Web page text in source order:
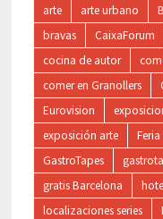
arte arte urbano
bravas
CaixaForum
cocina de autor
comer en Granollers
Eurovision
exposición arte
GastroTapes
gratis Barcelona
localizaciones series